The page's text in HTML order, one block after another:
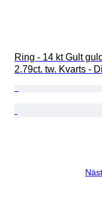
Ring - 14 kt Gult
2.79ct. tw. Kvarts -